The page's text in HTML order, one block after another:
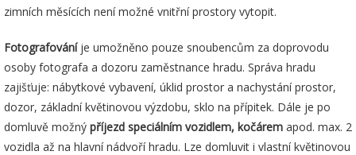
zimních měsících není možné vnitřní prostory vytopit.
Fotografování je umožněno pouze snoubencům za doprovodu
osoby fotografa a dozoru zaměstnance hradu. Správa hradu
zajišťuje: nábytkové vybavení, úklid prostor a nachystání prostor,
dozor, základní květinovou výzdobu, sklo na přípitek. Dále je po
domluvě možný příjezd speciálním vozidlem, kočárem apod. max. 2
vozidla až na hlavní nádvoří hradu. Lze domluvit i vlastní květinovou